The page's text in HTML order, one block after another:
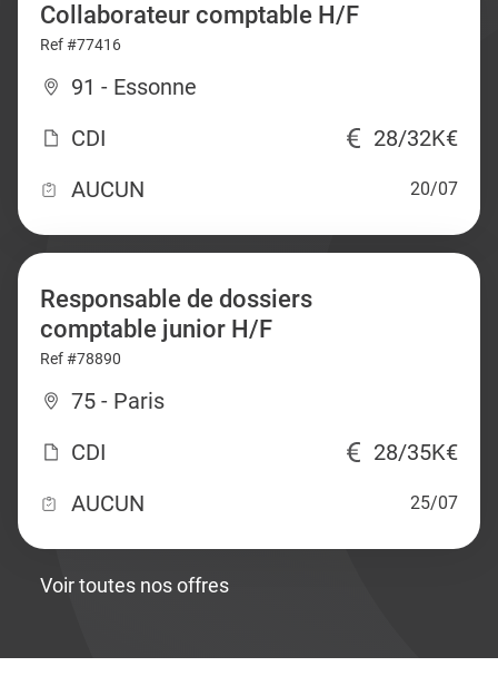
Collaborateur comptable H/F
Ref #77416
91 - Essonne
CDI
28/32K€
AUCUN
20/07
Responsable de dossiers
comptable junior H/F
Ref #78890
75 - Paris
CDI
28/35K€
AUCUN
25/07
Voir toutes nos offres